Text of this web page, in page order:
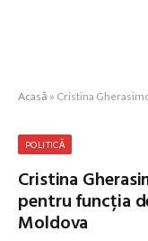
Acasă » Cristina Gherasimov
POLITICĂ
Cristina
pentru funcția
Moldova